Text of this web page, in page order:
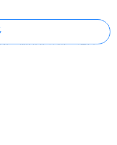
，如PDF压缩、拆分、